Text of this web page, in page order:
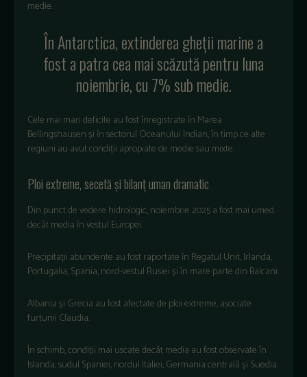
medie.
ÎnAntarctica,extindereaghețiimarine a
fostapatraceamaiscăzutăpentru luna
noiembrie, cu 7% submedie.
Cele mai marideficite aufostînregistrateîn Marea
Bellingshausenșiînsectorul Oceanului Indian,întimpce alte
regiuni au avutcondiții apropiatede mediesau mixte.
Ploi extreme, secetă și bilanț uman dramatic
Din punct de vedere hidrologic, noiembrie 2025 a fost mai umed
decât media în vestul Europei.
Precipitații abundente au fost raportate în Regatul Unit, Irlanda,
Portugalia, Spania, nord-vestul Rusieișiîn mare parte din Balcani.
Albaniași Grecia au fost afectate de ploi extreme, asociate
furtunii Claudia.
În schimb, condiții mai uscate decât media au fost observate în
Islanda, sudul Spaniei, nordul Italiei, Germania centrală și Suedia.